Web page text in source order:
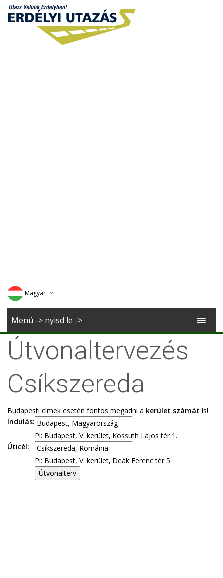
Magyar
Deutsch
Romana
Menü -> nyisd le ->
Útvonaltervezés
Csíkszereda
Budapesti címek esetén fontos megadni a kerület számát is!
Indulás:
Pl: Budapest, V. kerület, Kossuth Lajos tér 1.
Úticél:
Pl: Budapest, V. kerület, Deák Ferenc tér 5.